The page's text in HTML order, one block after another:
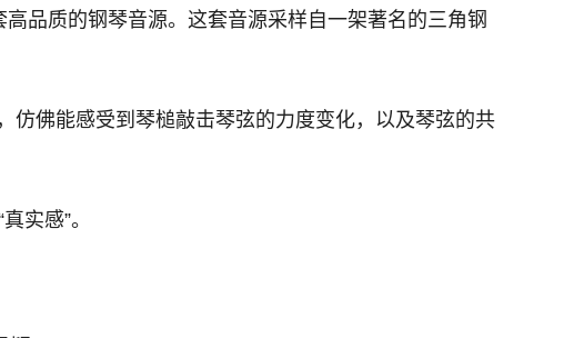
品质的钢琴音源。这套音源采样自一架著名的三角钢
仿佛能感受到琴槌敲击琴弦的力度变化，以及琴弦的共
实感”。